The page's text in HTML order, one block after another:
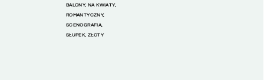
BALONY, NA KWIATY,
ROMANTYCZNY,
SCENOGRAFIA,
SŁUPEK, ZŁOTY